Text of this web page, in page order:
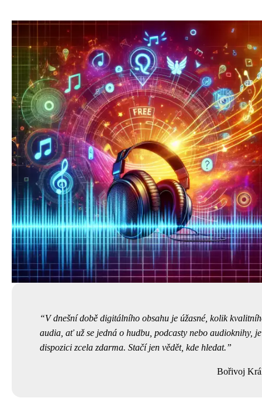
V dnešní době digitálního obsahu je úžasné, kolik
audia, ať už se jedná o hudbu, podcasty nebo audioknihy,
dispozici zcela zdarma. Stačí jen vědět, kde hledat.
Bořivoj